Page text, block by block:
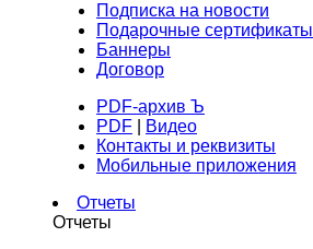
Подписка на новости
Подарочные сертификаты
Баннеры
Договор
PDF-архив Ъ
PDF
Видео
Контакты и реквизиты
Мобильные приложения
Отчеты
Отчеты